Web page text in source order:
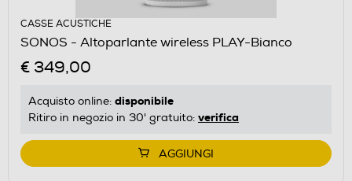
CASSE ACUSTICHE
SONOS - Altoparlante wireless PLAY-Bianco
€ 349,00
Acquisto online: disponibile
Ritiro in negozio in 30' gratuito: verifica
AGGIUNGI